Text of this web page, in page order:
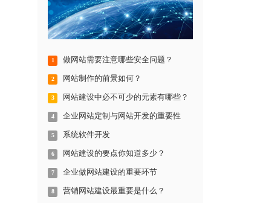
1 做网站需要注意哪些安全问题？
2 网站制作的前景如何？
3 网站建设中必不可少的元素有哪些？
4 企业网站定制与网站开发的重要性
5 系统软件开发
6 网站建设的要点你知道多少？
7 企业做网站建设的重要环节
8 营销网站建设最重要是什么？